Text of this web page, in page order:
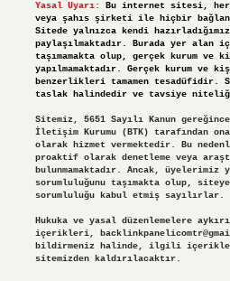
Yasal Uyarı:
Bu internet sitesi,
veya şahıs şirketi ile hiçbir
Sitede yalnızca kendi
paylaşılmaktadır. Burada yer
taşımamakta olup, gerçek kurum ve
yapılmamaktadır. Gerçek kurum ve
benzerlikleri tamamen tesadüfidir.
taslak halindedir ve tavsiye
Sitemiz, 5651 Sayılı Kanun
İletişim Kurumu (BTK) tarafından
olarak hizmet vermektedir. Bu
proaktif olarak denetleme veya
bulunmamaktadır. Ancak,
sorumluluğunu taşımakta olup,
sorumluluğu kabul etmiş sayılırlar.
Hukuka ve yasal düzenlemelere
içerikleri,
bildirmeniz halinde, ilgili
sitemizden kaldırılacaktır.